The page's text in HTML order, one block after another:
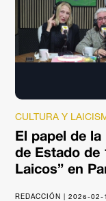
CULTURA Y
El papel de
de Estado de
Laicos” en
REDACCIÓN | 2026-